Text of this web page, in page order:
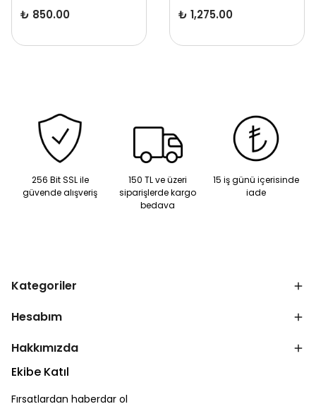
₺ 850.00 ₺ 1,275.00
256 Bit SSL ile
güvende alışveriş
150 TL ve üzeri
siparişlerde kargo
bedava
15 iş günü içerisinde
iade
Kategoriler
Hesabım
Hakkımızda
Ekibe Katıl
Fırsatlardan haberdar ol